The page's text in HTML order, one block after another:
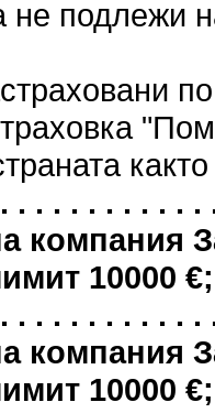
не подлежи
. . . . . . . . . .
компания
10000 €;
. . . . . . . . . .
компания
10000 €;